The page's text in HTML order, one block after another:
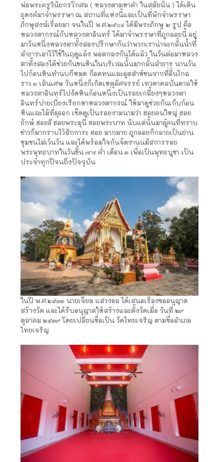
พ่อพระครูวินัยกรโกศล ( หลวงตามหาคำ ในสมัยนั้น ) ได้เดิน
ธุดงค์มาจำพรรษา ณ สถานที่แห่งนี้และเป็นที่พักจำพรรษา
ภิกษุสงฆ์เรื่อยมา จนในปี พ.ศ.๒๕๐๔ ได้มีพระภิกษุ ๒ รูป คือ
หลวงตากรณ์กับหลวงตาอินทร์ ได้มาจำพรรษาที่ภูกลอยนี้ อยู่
มาวันหนึ่งหลวงตาทั้งสองปรึกษากันว่าพวกเราน่าจะกลั้นน้ำที่
ลำธารเอาไว้ใช้ในฤดูแล้ง พอตกลงกันได้แล้ว ในวันต่อมาหลวง
ตาทั้งสองได้ช่วยกันขนหินในบริเวณนั้นมากลั้นลำธาร นานวัน
ไปก้อนหินทำนบก็หมด ก็อดทนและอุตส่าห์ขนจากที่อื่นไกล
ราว ๓ เส้นเศษ วันหนึ่งก็เกิดเหตุอัศจรรย์ เทวดาดลบันดาลให้
หลวงตาอินทร์ไปงัดหินก้อนหนึ่งเป็นรอยเกลี้ยงๆหลวงตา
อินทร์บ่ายเบี่ยงเรียกหาหลวงตากรณ์ ให้มาดูช่วยกันเก็บก้อน
หินและไม้ที่ผุออก เช็ดดูเป็นรอยงามนามว่า ฮอยคนใหญ่ ฮอย
ยักษ์ ฮอยผี ฮอยพระมุนี ฮอยพระบาท นับแต่นั้นมาผู้คนที่ทราบ
ข่าวก็มากราบไว้สักการะ ฮอย มากมาย ภูกลอยก็กลายเป็นย่าน
ชุมชนไม่เว้นวัน และได้พร้อมใจกันจัดงานนมัสการรอย
พระพุทธบาทในวันขึ้น ๗-๘ ค่ำ เดือน ๓ เพื่อเป็นพุทธบูชา เป็น
ประจำทุกปีจนถึงปัจจุบัน
ในปี พ.ศ.๒๕๓๓ นายเจียม แสวงผล ได้เสนอเรื่องขออนุญาต
สร้างวัด และได้รับอนุญาตให้สร้างและตั้งวัดเมื่อ วันที่ ๒๙
ตุลาคม ๒๕๓๙ โดยเปลี่ยนชื่อเป็น วัดไทยเจริญ ตามชื่ออำเภอ
ไทยเจริญ